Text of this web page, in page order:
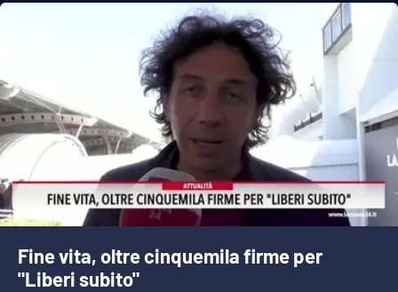
Fine vita, oltre cinquemila firme per
"Liberi subito"